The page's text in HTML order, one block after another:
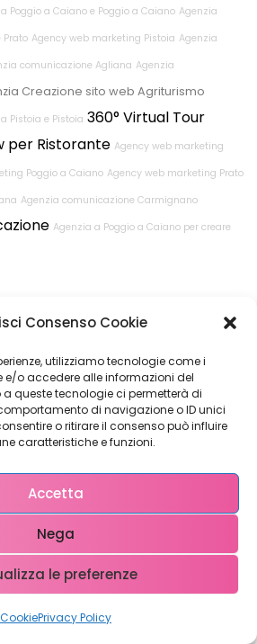
Consenso Cookie
utilizziamo tecnologie come i
e/o accedere alle informazioni del
queste tecnologie ci permetterà di
di navigazione o ID unici
o ritirare il consenso può influire
caratteristiche e funzioni.
Accetta
Nega
le preferenze
CookiePrivacy Policy
Poggio a Caiano e Poggio a Caiano Agenzia
Prato Agency web marketing Pistoia Agenzia
comunicazione Agliana Agenzia
Creazione sito web Agriturismo
Pistoia e Pistoia 360° Virtual Tour
per Ristorante Agency web marketing
Poggio a Caiano Agency web marketing Prato
Agenzia comunicazione Carmignano
Agenzia a Poggio a Caiano per creare